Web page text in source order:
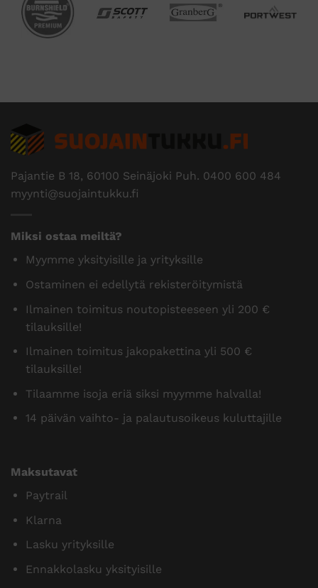
Pajantie B 18, 60100 Seinäjoki Puh. 0400 600 484
myynti@suojaintukku.fi
Miksi ostaa meiltä?
Myymme yksityisille ja yrityksille
Ostaminen ei edellytä rekisteröitymistä
Ilmainen toimitus noutopisteeseen yli 200 €
tilauksille!
Ilmainen toimitus jakopakettina yli 500 €
tilauksille!
Tilaamme isoja eriä siksi myymme halvalla!
14 päivän vaihto- ja palautusoikeus kuluttajille
Maksutavat
Paytrail
Klarna
Lasku yrityksille
Ennakkolasku yksityisille